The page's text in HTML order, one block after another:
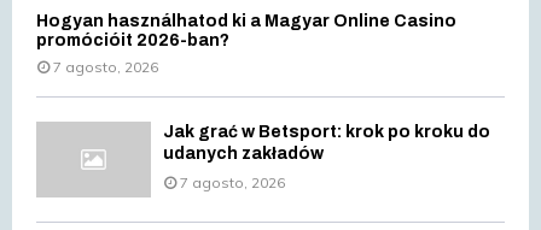
Hogyan használhatod ki a Magyar Online Casino
promócióit 2026-ban?
7 agosto, 2026
Jak grać w Betsport: krok po kroku do
udanych zakładów
7 agosto, 2026